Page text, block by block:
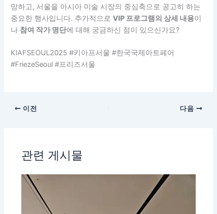
망하고, 서울을 아시아 미술 시장의 중심축으로 공고히 하는
중요한 행사입니다. 추가적으로VIP 프로그램의 상세 내용이
나 참여 작가 명단에 대해 궁금하신 점이 있으신가요?
KIAFSEOUL2025 #키아프서울 #한국국제아트페어
#FriezeSeoul #프리즈서울
이전 다음
관련 게시물